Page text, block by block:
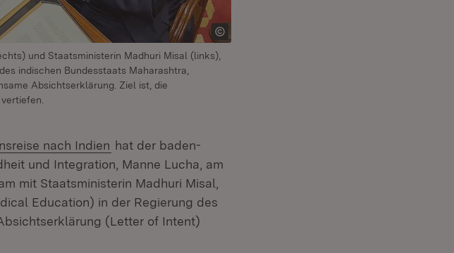
und Staatsministerin Madhuri Misal (links),
indischen Bundesstaats Maharashtra,
Absichtserklärung. Ziel ist, die
nach Indien hat der baden-
und Integration, Manne Lucha, am
mit Staatsministerin Madhuri Misal,
Education) in der Regierung des
(Letter of Intent)